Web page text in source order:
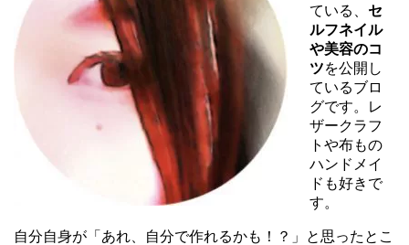
ている、 セ
ルフネイル
や美容のコ
ツを公開し
ているブロ
グです。レ
ザークラフ
トや布もの
ハンドメイ
ドも好きで
す。
自分自身が「あれ、自分で作れるかも！？」と思ったとこ